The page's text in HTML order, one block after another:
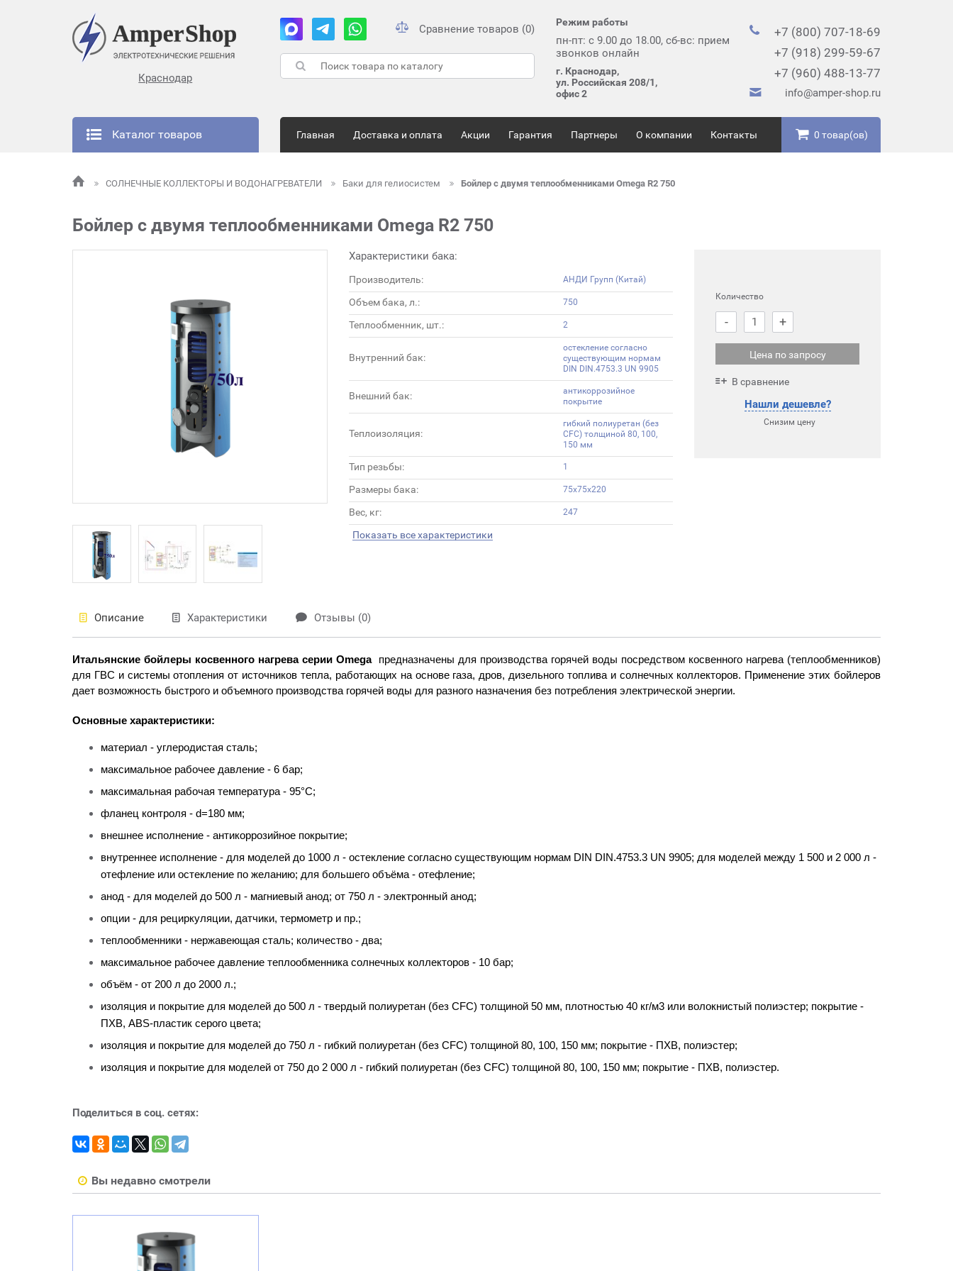
Краснодар
Сравнение товаров (0)
Режим работы
пн-пт: с 9.00 до 18.00, сб-вс: прием
звонков онлайн
г. Краснодар,
ул. Российская 208/1,
офис 2
+7 (800) 707-18-69
+7 (918) 299-59-67
+7 (960) 488-13-77
info@amper-shop.ru
Каталог товаров Главная Доставка и оплата Акции Гарантия Партнеры О компании Контакты 0 товар(ов)
СОЛНЕЧНЫЕ КОЛЛЕКТОРЫ И ВОДОНАГРЕВАТЕЛИ Баки для гелиосистем Бойлер с двумя теплообменниками Omega R2 750
Бойлер с двумя теплообменниками Omega R2 750
Характеристики бака:
Производитель: АНДИ Групп (Китай)
Объем бака, л.: 750
Теплообменник, шт.: 2
Внутренний бак:
остекление согласно
существующим нормам
DIN DIN.4753.3 UN 9905
Внешний бак:
антикоррозийное
покрытие
Теплоизоляция:
гибкий полиуретан (без
CFC) толщиной 80, 100,
150 мм
Тип резьбы: 1
Размеры бака: 75х75х220
Вес, кг: 247
Показать все характеристики
Количество
- +
Цена по запросу
В сравнение
Нашли дешевле?
Снизим цену
Описание Характеристики Отзывы (0)
Итальянские бойлеры косвенного нагрева серии Omega предназначены для производства горячей воды посредством косвенного нагрева (теплообменников)
для ГВС и системы отопления от источников тепла, работающих на основе газа, дров, дизельного топлива и солнечных коллекторов. Применение этих бойлеров
дает возможность быстрого и объемного производства горячей воды для разного назначения без потребления электрической энергии.
Основные характеристики:
материал - углеродистая сталь;
максимальное рабочее давление - 6 бар;
максимальная рабочая температура - 95°С;
фланец контроля - d=180 мм;
внешнее исполнение - антикоррозийное покрытие;
внутреннее исполнение - для моделей до 1000 л - остекление согласно существующим нормам DIN DIN.4753.3 UN 9905; для моделей между 1 500 и 2 000 л -
отефление или остекление по желанию; для большего объёма - отефление;
анод - для моделей до 500 л - магниевый анод; от 750 л - электронный анод;
опции - для рециркуляции, датчики, термометр и пр.;
теплообменники - нержавеющая сталь; количество - два;
максимальное рабочее давление теплообменника солнечных коллекторов - 10 бар;
объём - от 200 л до 2000 л.;
изоляция и покрытие для моделей до 500 л - твердый полиуретан (без CFC) толщиной 50 мм, плотностью 40 кг/м3 или волокнистый полиэстер; покрытие -
ПХВ, ABS-пластик серого цвета;
изоляция и покрытие для моделей до 750 л - гибкий полиуретан (без CFC) толщиной 80, 100, 150 мм; покрытие - ПХВ, полиэстер;
изоляция и покрытие для моделей от 750 до 2 000 л - гибкий полиуретан (без CFC) толщиной 80, 100, 150 мм; покрытие - ПХВ, полиэстер.
Поделиться в соц. сетях:
Вы недавно смотрели